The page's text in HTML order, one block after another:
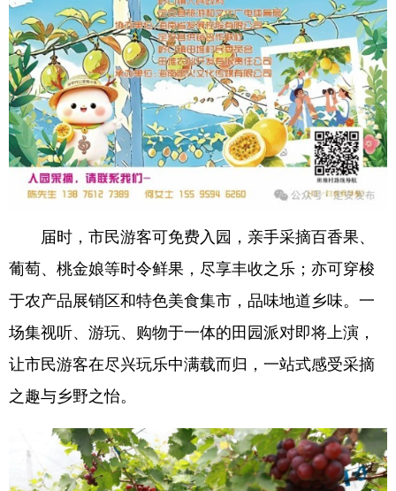
届时，市民游客可免费入园，亲手采摘百香果、
葡萄、桃金娘等时令鲜果，尽享丰收之乐；亦可穿梭
于农产品展销区和特色美食集市，品味地道乡味。一
场集视听、游玩、购物于一体的田园派对即将上演，
让市民游客在尽兴玩乐中满载而归，一站式感受采摘
之趣与乡野之怡。